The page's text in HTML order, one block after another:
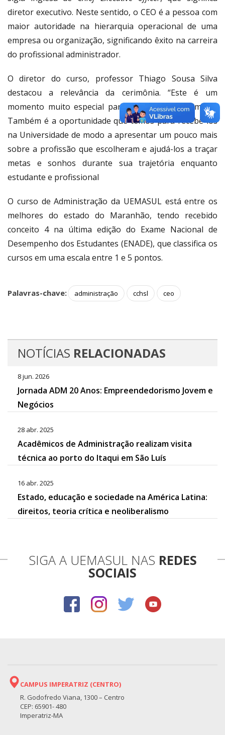
diretor executivo. Neste sentido, o CEO é a pessoa com
maior autoridade na hierarquia operacional de uma
empresa ou organização, significando êxito na carreira
do profissional administrador.
O diretor do curso, professor Thiago Sousa Silva
destacou a relevância da cerimônia. “Este é um
momento muito especial para os nossos acadêmicos.
Também é a oportunidade que temos para recebê-los
na Universidade de modo a apresentar um pouco mais
sobre a profissão que escolheram e ajudá-los a traçar
metas e sonhos durante sua trajetória enquanto
estudante e profissional
O curso de Administração da UEMASUL está entre os
melhores do estado do Maranhão, tendo recebido
conceito 4 na última edição do Exame Nacional de
Desempenho dos Estudantes (ENADE), que classifica os
cursos em uma escala entre 1 e 5 pontos.
Palavras-chave: administração cchsl ceo
NOTÍCIAS RELACIONADAS
8 jun. 2026
Jornada ADM 20 Anos: Empreendedorismo Jovem e
Negócios
28 abr. 2025
Acadêmicos de Administração realizam visita
técnica ao porto do Itaqui em São Luís
16 abr. 2025
Estado, educação e sociedade na América Latina:
direitos, teoria crítica e neoliberalismo
SIGA A UEMASUL NAS REDES
SOCIAIS
CAMPUS IMPERATRIZ (CENTRO)
R. Godofredo Viana, 1300 – Centro
CEP: 65901- 480
Imperatriz-MA